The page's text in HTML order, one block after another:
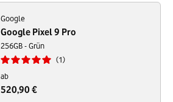
Google
Google Pixel 9 Pro
256GB - Grün
1
ab
520,90 €